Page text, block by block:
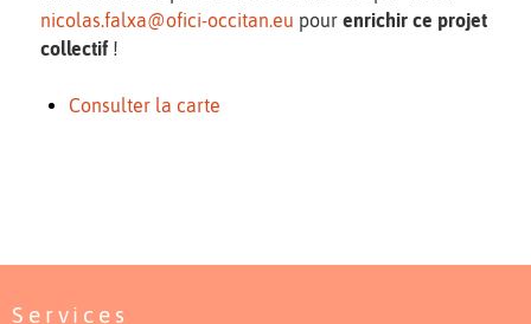
nicolas.falxa@ofici-occitan.eu pour enrichir ce projet
collectif !
Consulter la carte
Services